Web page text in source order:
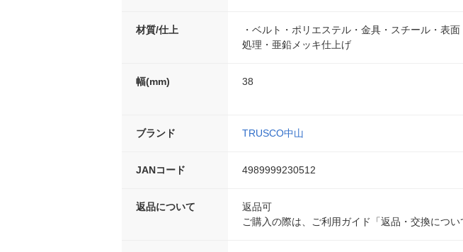
材質/仕上
・ベルト・ポリエステル・金具・スチール・表面
処理・亜鉛メッキ仕上げ
幅(mm) 38
ブランド TRUSCO中山
JANコード 4989999230512
返品について
返品可
ご購入の際は、ご利用ガイド「返品・交換につ